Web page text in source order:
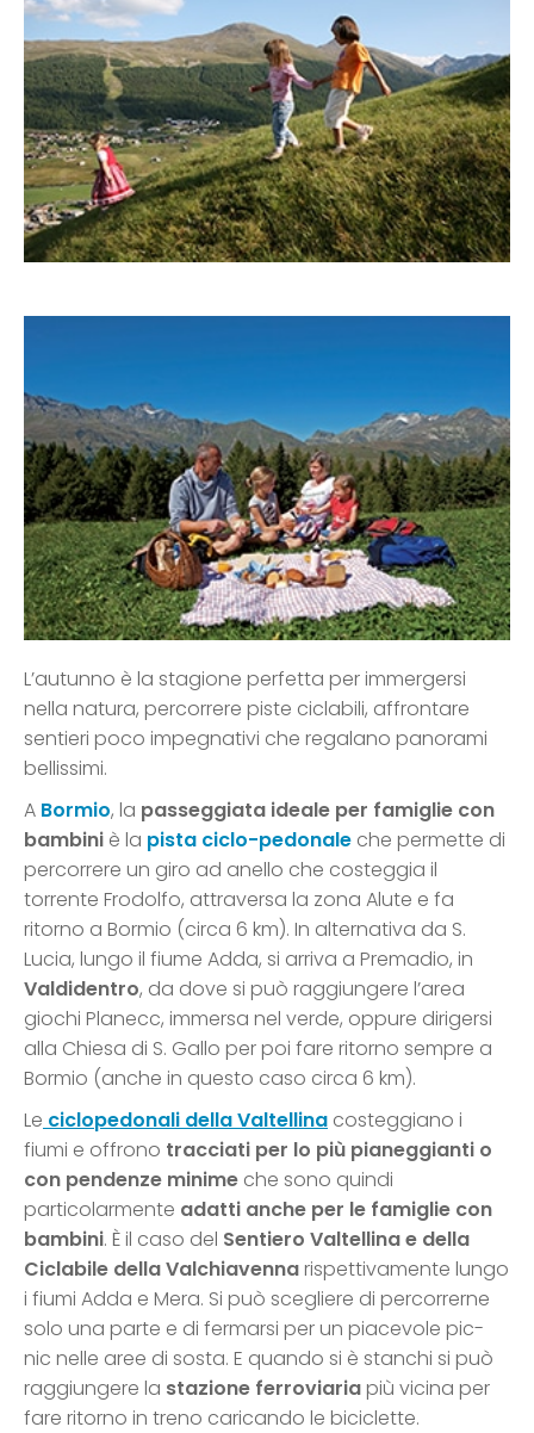
L’autunno è la stagione perfetta per immergersi
nella natura, percorrere piste ciclabili, affrontare
sentieri poco impegnativi che regalano panorami
bellissimi.
A Bormio, la passeggiata ideale per famiglie con
bambini è la pista ciclo-pedonale che permette di
percorrere un giro ad anello che costeggia il
torrente Frodolfo, attraversa la zona Alute e fa
ritorno a Bormio (circa 6 km). In alternativa da S.
Lucia, lungo il fiume Adda, si arriva a Premadio, in
Valdidentro, da dove si può raggiungere l’area
giochi Planecc, immersa nel verde, oppure dirigersi
alla Chiesa di S. Gallo per poi fare ritorno sempre a
Bormio (anche in questo caso circa 6 km).
Le ciclopedonali della Valtellina costeggiano i
fiumi e offrono tracciati per lo più pianeggianti o
con pendenze minime che sono quindi
particolarmente adatti anche per le famiglie con
bambini. È il caso del Sentiero Valtellina e della
Ciclabile della Valchiavennarispettivamente lungo
i fiumi Adda e Mera. Si può scegliere di percorrerne
solo una parte e di fermarsi per un piacevole pic-
nic nelle aree di sosta. E quando si è stanchi si può
raggiungere la stazione ferroviariapiù vicina per
fare ritorno in treno caricando le biciclette.